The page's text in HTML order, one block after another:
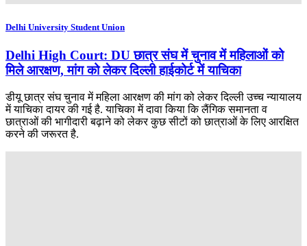
Delhi University Student Union
Delhi High Court: DU छात्र संघ में चुनाव में महिलाओं को
मिले आरक्षण, मांग को लेकर दिल्ली हाईकोर्ट में याचिका
डीयू छात्र संघ चुनाव में महिला आरक्षण की मांग को लेकर दिल्ली उच्च न्यायालय
में याचिका दायर की गई है. याचिका में दावा किया कि लैंगिक समानता व
छात्राओं की भागीदारी बढ़ाने को लेकर कुछ सीटों को छात्राओं के लिए आरक्षित
करने की जरूरत है.